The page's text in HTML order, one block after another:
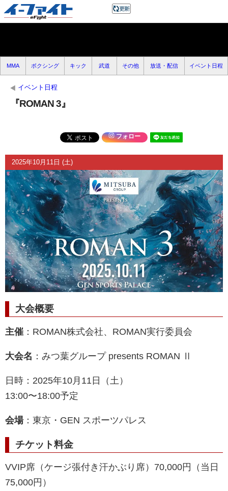
MMA ボクシング キック 武道 その他 放送・配信 イベント日程
イベント日程
『ROMAN 3』
フォロー
2025年10月11日 (土)
大会概要
主催 ：ROMAN株式会社、ROMAN実行委員会
大会名 ：みつ葉グループ presents ROMAN Ⅱ
日時：2025年10月11日（土）
13:00〜18:00予定
会場：東京・GEN スポーツパレス
チケット料金
VVIP席（ケージ張付き汗かぶり席）70,000円（当日
75,000円）